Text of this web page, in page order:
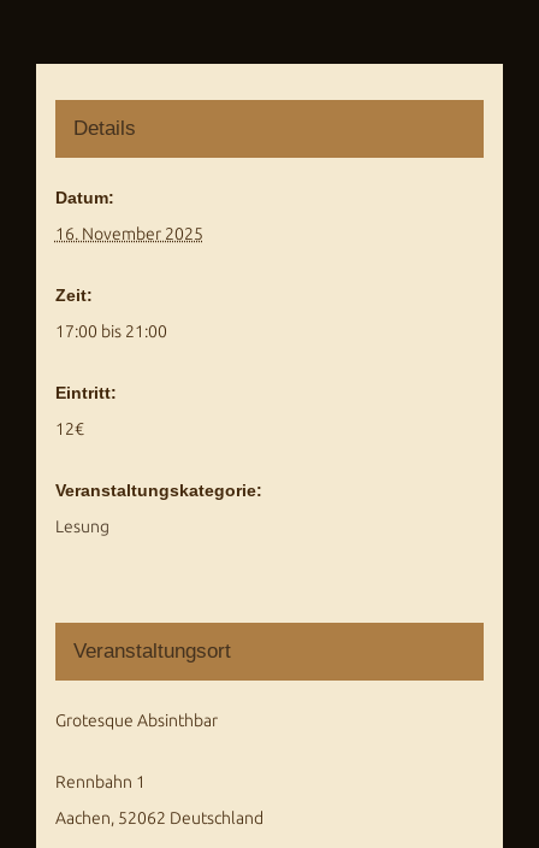
Details
Datum:
16. November 2025
Zeit:
17:00 bis 21:00
Eintritt:
12€
Veranstaltungskategorie:
Lesung
Veranstaltungsort
Grotesque Absinthbar
Rennbahn 1
Aachen, 52062 Deutschland